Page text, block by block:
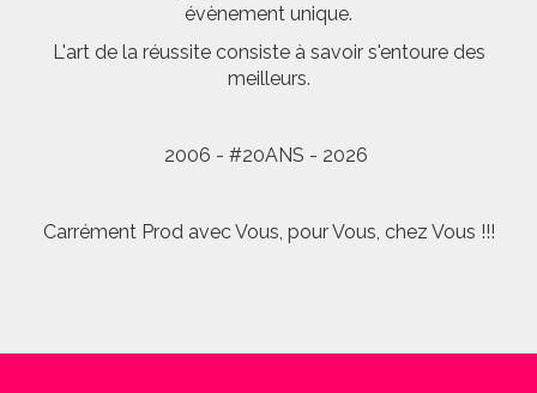
évènement unique.
L'art de la réussite consiste à savoir s'entoure des
meilleurs.
2006 - #20ANS - 2026
Carrément Prod avec Vous, pour Vous, chez Vous !!!